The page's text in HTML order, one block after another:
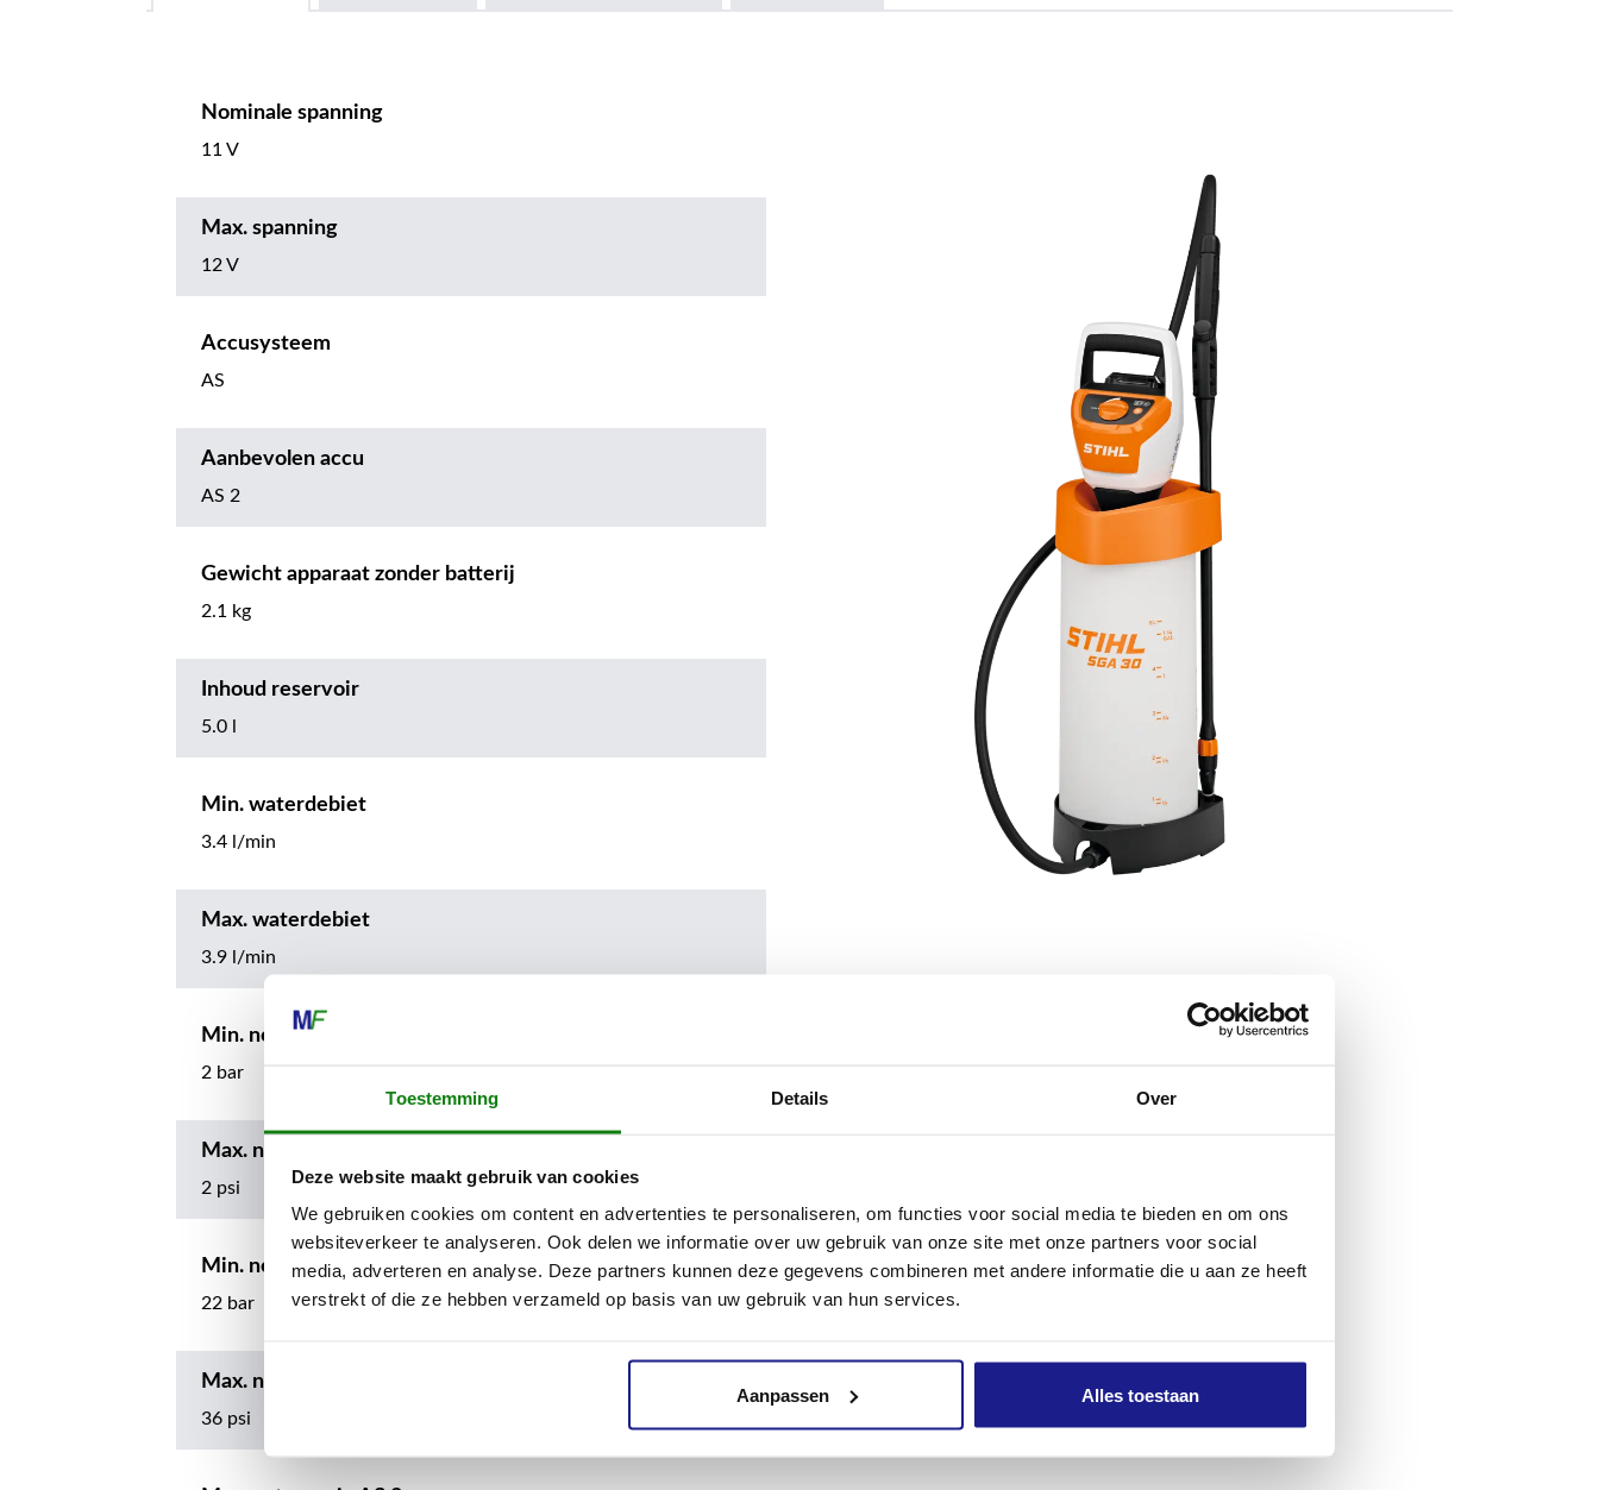
Toestemming Details Over
Deze website maakt gebruik van cookies
We gebruiken cookies om content en advertenties te personaliseren, om functies voor social media te bieden en om ons
websiteverkeer te analyseren. Ook delen we informatie over uw gebruik van onze site met onze partners voor social
media, adverteren en analyse. Deze partners kunnen deze gegevens combineren met andere informatie die u aan ze heeft
verstrekt of die ze hebben verzameld op basis van uw gebruik van hun services.
Aanpassen Alles toestaan
Nominale spanning
11 V
Max. spanning
12 V
Accusysteem
AS
Aanbevolen accu
AS 2
Gewicht apparaat zonder batterij
2.1 kg
Inhoud reservoir
5.0 l
Min. waterdebiet
3.4 l/min
Max. waterdebiet
3.9 l/min
Min. nominale druk
2 bar
Max. nominale druk
2 psi
Min. nominale druk
22 bar
Max. nominale druk
36 psi